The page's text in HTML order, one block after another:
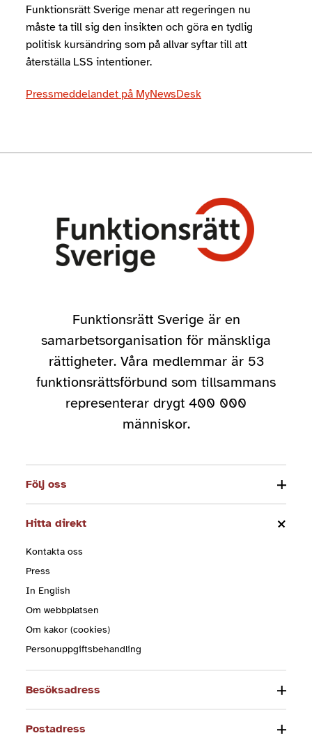
Funktionsrätt Sverige menar att regeringen nu
måste ta till sig den insikten och göra en tydlig
politisk kursändring som på allvar syftar till att
återställa LSS intentioner.
Pressmeddelandet på MyNewsDesk
Funktionsrätt Sverige är en
samarbetsorganisation för mänskliga
rättigheter. Våra medlemmar är 53
funktionsrättsförbund som tillsammans
representerar drygt 400 000
människor.
Följ oss
Hitta direkt
Kontakta oss
Press
In English
Om webbplatsen
Om kakor (cookies)
Personuppgiftsbehandling
Besöksadress
Postadress